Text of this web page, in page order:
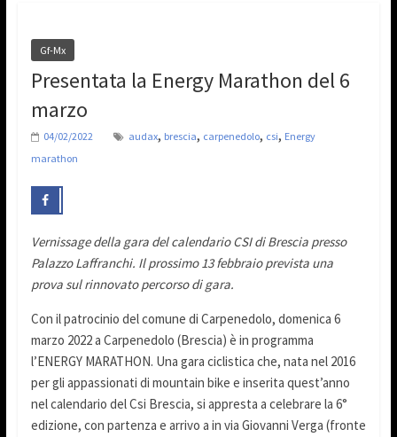
Gf-Mx
Presentata la Energy Marathon del 6
marzo
04/02/2022 audax, brescia, carpenedolo, csi, Energy
marathon
Vernissage della gara del calendario CSI di Brescia presso
Palazzo Laffranchi. Il prossimo 13 febbraio prevista una
prova sul rinnovato percorso di gara.
Con il patrocinio del comune di Carpenedolo, domenica 6
marzo 2022 a Carpenedolo (Brescia) è in programma
l’ENERGY MARATHON. Una gara ciclistica che, nata nel 2016
per gli appassionati di mountain bike e inserita quest’anno
nel calendario del Csi Brescia, si appresta a celebrare la 6°
edizione, con partenza e arrivo a in via Giovanni Verga (fronte